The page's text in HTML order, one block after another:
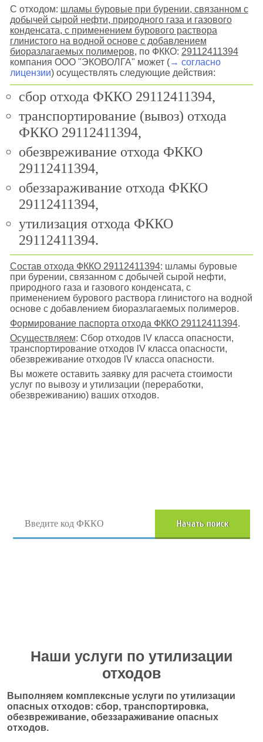
С отходом: шламы буровые при бурении, связанном с
добычей сырой нефти, природного газа и газового
конденсата, с применением бурового раствора
глинистого на водной основе с добавлением
биоразлагаемых полимеров, по ФККО: 29112411394
компания ООО "ЭКОВОЛГА" может (→ согласно
лицензии) осуществлять следующие действия:
сбор отхода ФККО 29112411394,
транспортирование (вывоз) отхода
ФККО 29112411394,
обезвреживание отхода ФККО
29112411394,
обеззараживание отхода ФККО
29112411394,
утилизация отхода ФККО
29112411394.
Состав отхода ФККО 29112411394: шламы буровые
при бурении, связанном с добычей сырой нефти,
природного газа и газового конденсата, с
применением бурового раствора глинистого на водной
основе с добавлением биоразлагаемых полимеров.
Формирование паспорта отхода ФККО 29112411394.
Осуществляем: Сбор отходов lV класса опасности,
транспортирование отходов lV класса опасности,
обезвреживание отходов lV класса опасности.
Вы можете оставить заявку для расчета стоимости
услуг по вывозу и утилизации (переработки,
обезвреживанию) ваших отходов.
Начать поиск
Наши услуги по утилизации
отходов
Выполняем комплексные услуги по утилизации
опасных отходов: сбор, транспортировка,
обезвреживание, обеззараживание опасных
отходов.